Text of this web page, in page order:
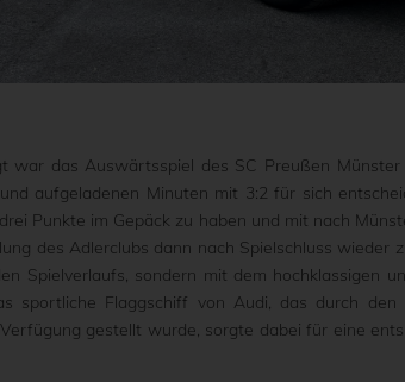
war das Auswärtsspiel des SC Preußen
aufgeladenen Minuten mit 3:2 für sich
Punkte im Gepäck zu haben und mit nach
des Adlerclubs dann nach Spielschluss wieder
Spielverlaufs, sondern mit dem hochklassigen
sportliche Flaggschiff von Audi, das durch
gestellt wurde, sorgte dabei für eine